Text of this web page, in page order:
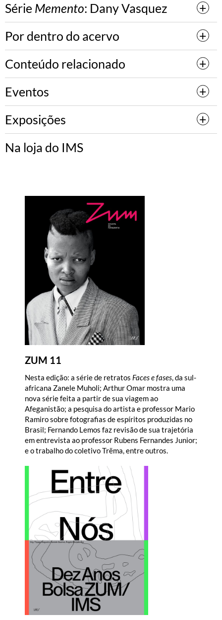
Série Memento: Dany Vasquez
Por dentro do acervo
Conteúdo relacionado
Eventos
Exposições
Na loja do IMS
ZUM 11
Nesta edição: a série de retratos Faces e fases, da sul-
africana Zanele Muholi; Arthur Omar mostra uma
nova série feita a partir de sua viagem ao
Afeganistão; a pesquisa do artista e professor Mario
Ramiro sobre fotografias de espíritos produzidas no
Brasil; Fernando Lemos faz revisão de sua trajetória
em entrevista ao professor Rubens Fernandes Junior;
e o trabalho do coletivo Trëma, entre outros.